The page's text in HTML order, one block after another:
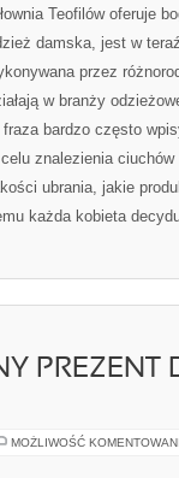
Teofilów oferuje
damska, jest w
przez
w branży
fraza bardzo często
znalezienia
ubrania, jakie
każda kobieta
PREZENT
MOŻLIWOŚĆ